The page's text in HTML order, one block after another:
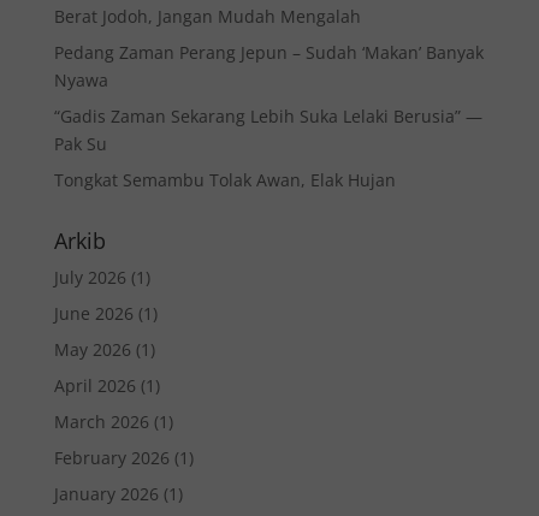
Berat Jodoh, Jangan Mudah Mengalah
Pedang Zaman Perang Jepun – Sudah ‘Makan’ Banyak
Nyawa
“Gadis Zaman Sekarang Lebih Suka Lelaki Berusia” —
Pak Su
Tongkat Semambu Tolak Awan, Elak Hujan
Arkib
July 2026 (1)
June 2026 (1)
May 2026 (1)
April 2026 (1)
March 2026 (1)
February 2026 (1)
January 2026 (1)